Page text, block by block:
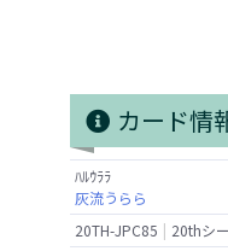
カード情
ﾊﾙｳﾗﾗ
灰流うらら
20TH-JPC85
20thシ